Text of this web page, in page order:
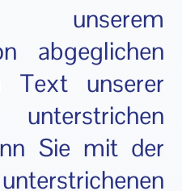
abgeglichen
unserer
Sie mit der